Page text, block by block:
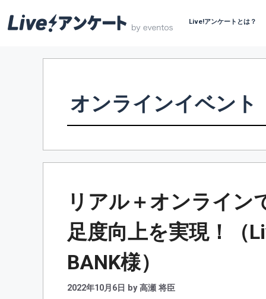
Live!アンケートとは？
オンラインイベント
リアル＋オンライン
足度向上を実現！（
BANK様）
2022年10月6日 by高瀬 将臣